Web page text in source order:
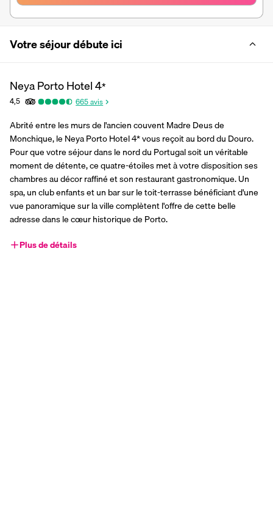
Votre séjour débute ici
Neya Porto Hotel4*
4,5 665avis
Abrité entre les murs de l'ancien couvent Madre Deus de
Monchique, le Neya Porto Hotel 4* vous reçoit au bord du Douro.
Pour que votre séjour dans le nord du Portugal soit un véritable
moment de détente, ce quatre-étoiles met à votre disposition ses
chambres au décor raffiné et son restaurant gastronomique. Un
spa, un club enfants et un bar sur le toit-terrasse bénéficiant d'une
vue panoramique sur la ville complètent l'offre de cette belle
adresse dans le cœur historique de Porto.
Plus de détails